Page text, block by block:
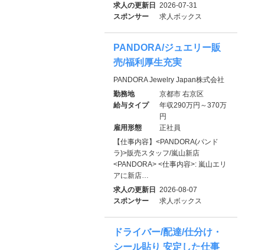
求人の更新日
2026-07-31
スポンサー
求人ボックス
PANDORA/ジュエリー販
売/福利厚生充実
PANDORA Jewelry Japan株式会社
勤務地
京都市 右京区
給与タイプ
年収290万円～370万
円
雇用形態
正社員
【仕事内容】<PANDORA(パンド
ラ)>販売スタッフ/嵐山新店
<PANDORA> <仕事内容>: 嵐山エリ
アに新店…
求人の更新日
2026-08-07
スポンサー
求人ボックス
ドライバー/配達/仕分け・
シール貼り 安定した仕事